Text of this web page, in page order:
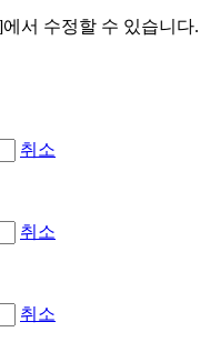
서 수정할 수 있습니다.
취소
취소
취소